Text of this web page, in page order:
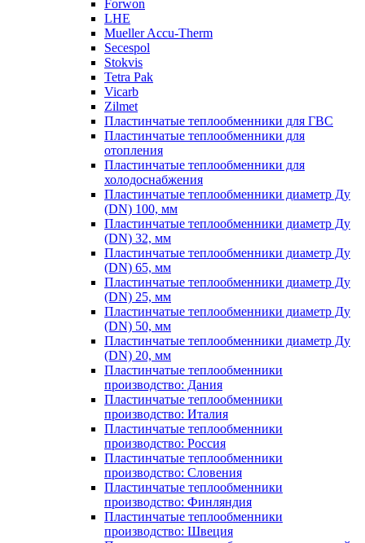
Forwon
LHE
Mueller Accu-Therm
Secespol
Stokvis
Tetra Pak
Vicarb
Zilmet
Пластинчатые теплообменники для ГВС
Пластинчатые теплообменники для
отопления
Пластинчатые теплообменники для
холодоснабжения
Пластинчатые теплообменники диаметр Ду
(DN) 100, мм
Пластинчатые теплообменники диаметр Ду
(DN) 32, мм
Пластинчатые теплообменники диаметр Ду
(DN) 65, мм
Пластинчатые теплообменники диаметр Ду
(DN) 25, мм
Пластинчатые теплообменники диаметр Ду
(DN) 50, мм
Пластинчатые теплообменники диаметр Ду
(DN) 20, мм
Пластинчатые теплообменники
производство: Дания
Пластинчатые теплообменники
производство: Италия
Пластинчатые теплообменники
производство: Россия
Пластинчатые теплообменники
производство: Словения
Пластинчатые теплообменники
производство: Финляндия
Пластинчатые теплообменники
производство: Швеция